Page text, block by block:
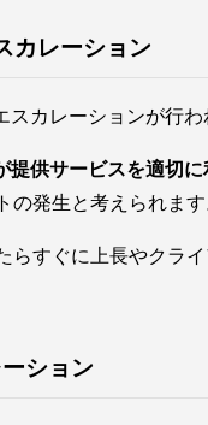
カレーション
カレーションが行わ
提供サービスを適切
発生と考えられます
すぐに上長やクラ
ション